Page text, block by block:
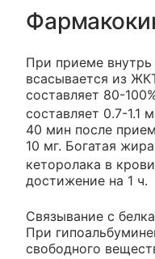
При приеме
всасывается из
составляет 80-
составляет 0.7-1.1
40 мин после
10 мг. Богатая
кеторолака в
достижение на 1 ч.
Связывание с
При
свободного